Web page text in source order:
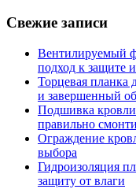
Свежие записи
Вентилируемый
подход к защите
Торцевая планка
и завершенный
Подшивка
правильно
Ограждение
выбора
Гидроизоляция
защиту от влаги